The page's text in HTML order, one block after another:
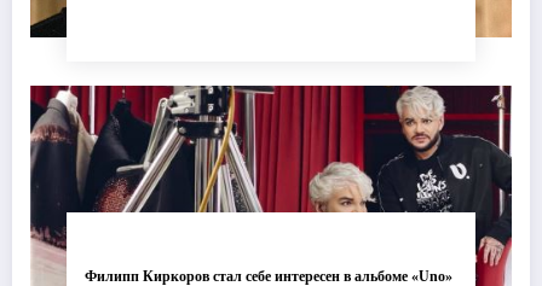
Филипп Киркоров стал себе интересен в альбоме «Uno»